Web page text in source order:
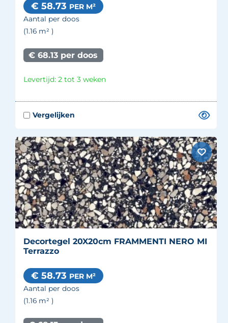
€ 58.73 PER M²
Aantal per doos
(1.16 m² )
€ 68.13 per doos
Levertijd: 2 tot 3 weken
Decortegel 20X20cm FRAMMENTI NERO MI
Terrazzo
€ 58.73 PER M²
Aantal per doos
(1.16 m² )